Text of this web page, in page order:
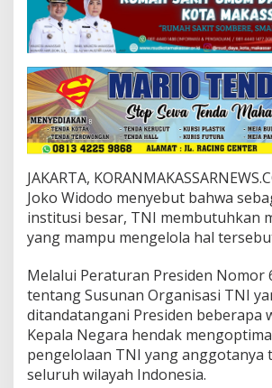
P
a
n
g
l
i
m
a
T
N
,
P
r
e
d
e
n
:
n
i
JAKARTA,
Joko Widodo menyebut bahwa
institusi besar, TNI membutuhkan
yang mampu mengelola hal
Melalui Peraturan Presiden Nomor
tentang Susunan Organisasi TNI
ditandatangani Presiden beberapa
Kepala Negara hendak
pengelolaan TNI yang anggotanya
seluruh wilayah Indonesia.